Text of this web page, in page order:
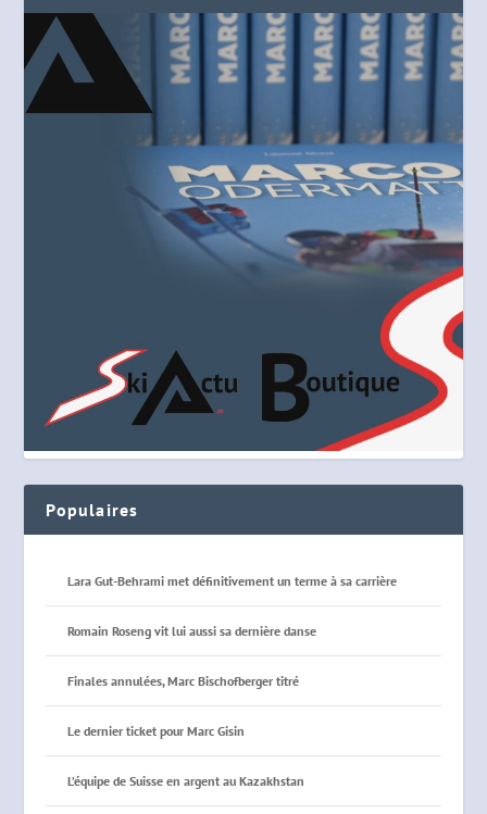
Populaires
Lara Gut-Behrami met définitivement un terme à sa carrière
Romain Roseng vit lui aussi sa dernière danse
Finales annulées, Marc Bischofberger titré
Le dernier ticket pour Marc Gisin
L’équipe de Suisse en argent au Kazakhstan